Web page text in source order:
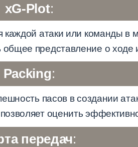
xG-Plot:
атаки или команды в
общее представление о ходе
Packing:
пасов в создании
оценить
передач: